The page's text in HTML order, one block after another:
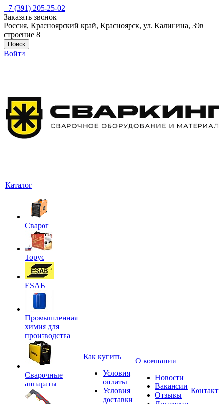
+7 (391) 205-25-02
Заказать звонок
Россия, Красноярский край, Красноярск, ул. Калинина, 39в
строение 8
Поиск
Войти
Каталог
Сварог
Торус
ESAB
Промышленная
химия для
производства
Сварочные
аппараты
Как купить
Условия
оплаты
Условия
доставки
О компании
Новости
Вакансии
Отзывы